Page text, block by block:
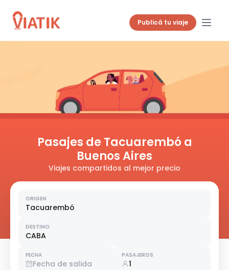
Publicá tu viaje
Pasajes de Tacuarembó a
Buenos Aires
Viajes compartidos al mejor precio
ORIGEN
Tacuarembó
DESTINO
CABA
FECHA
Fecha de salida
PASAJEROS
1